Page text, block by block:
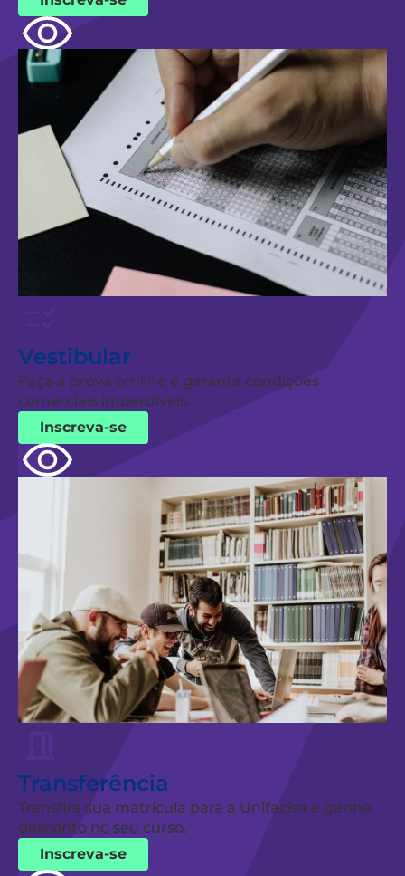
Vestibular
Faça a prova on-line e garanta condições
comerciais imperdíveis.
Inscreva-se
Transferência
Transfira sua matrícula para a Unifacisa e ganhe
desconto no seu curso.
Inscreva-se